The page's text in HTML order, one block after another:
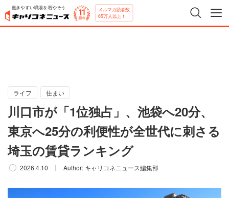
働きやすい職場を増やそう メルマガ読者数
65万人以上！
ライフ 住まい
川口市が「1位独占」、池袋へ20分、
東京へ25分の利便性が全世代に刺さる
埼玉の賃貸ランキング
2026.4.10 Author: キャリコネニュース編集部